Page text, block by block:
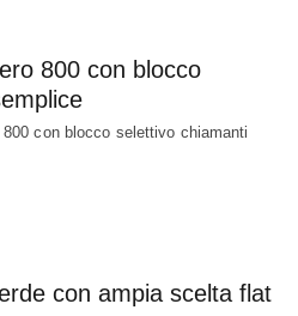
800 con blocco
con blocco selettivo chiamanti
con ampia scelta flat